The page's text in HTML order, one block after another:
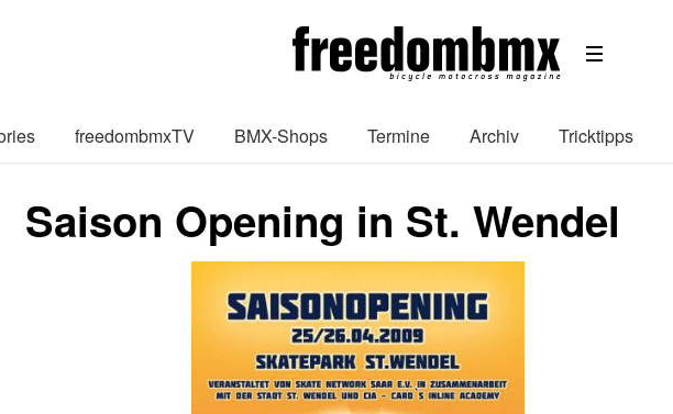
freedombmxTV BMX-Shops Termine Archiv Tricktipps
Saison Opening in St. Wendel